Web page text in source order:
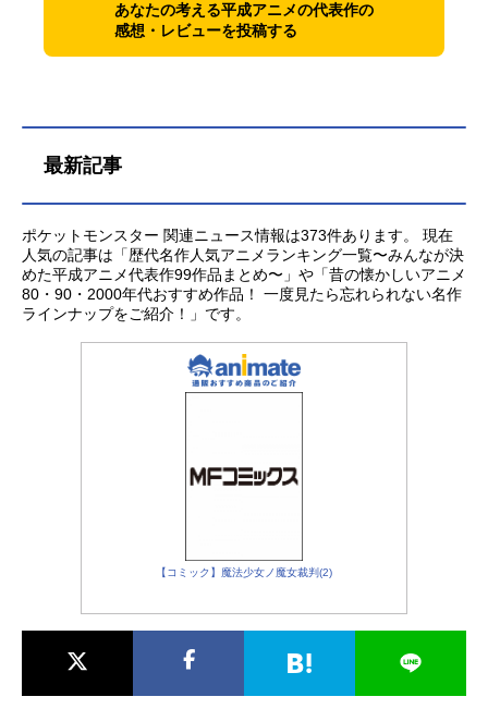
あなたの考える平成アニメの代表作の
感想・レビューを投稿する
最新記事
ポケットモンスター 関連ニュース情報は373件あります。 現在
人気の記事は「歴代名作人気アニメランキング一覧〜みんなが決
めた平成アニメ代表作99作品まとめ〜」や「昔の懐かしいアニメ
80・90・2000年代おすすめ作品！ 一度見たら忘れられない名作
ラインナップをご紹介！」です。
【コミック】魔法少女ノ魔女裁判(2)